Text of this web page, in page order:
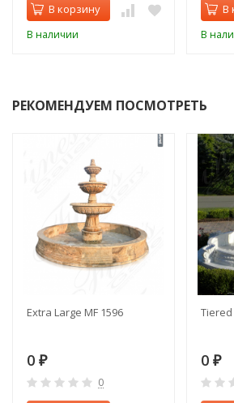
В корзину
В наличии
В
В
РЕКОМЕНДУЕМ ПОСМОТРЕТЬ
Extra Large MF 1596
0 ₽
0
Tiered
0 ₽